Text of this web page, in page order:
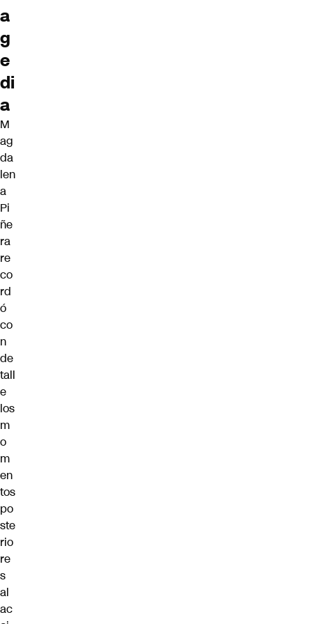
a
g
e
di
a
M
ag
da
len
a
Pi
ñe
ra
re
co
rd
ó
co
n
de
tall
e
los
m
o
m
en
tos
po
ste
rio
re
s
al
ac